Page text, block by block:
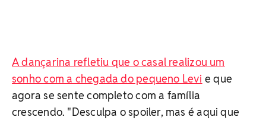
A dançarina refletiu que o casal realizou um
sonho com a chegada do pequeno Levi e que
agora se sente completo com a família
crescendo. "Desculpa o spoiler, mas é aqui que